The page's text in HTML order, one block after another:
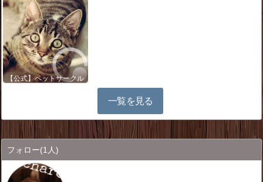
【公式】ペットサークル
一覧を見る
フォロー(1人)